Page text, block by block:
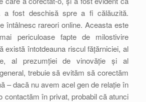
a fost deschisă spre a fi călăuzită.
întâlnesc rareori online. Aceasta este
periculoase fapte de milostivire
există întotdeauna riscul fățărniciei, al
al prezumției de vinovăție și al
trebuie să evităm să corectăm
– dacă nu avem acel gen de relație în
contactăm în privat, probabil că atunci